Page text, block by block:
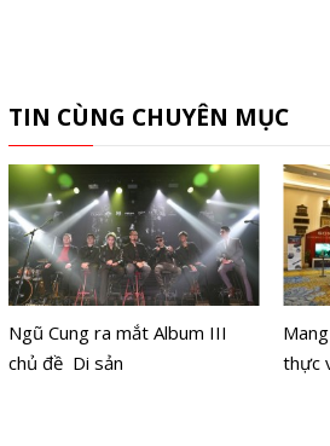
TIN CÙNG CHUYÊN MỤC
Ngũ Cung ra mắt Album III
chủ đề Di sản
thực